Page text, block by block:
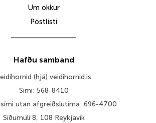
Um okkur
Póstlisti
Hafðu samband
(hjá) veidihornid.is
Sími: 568-8410
utan afgreiðslutíma: 696-4700
Síðumúli 8, 108 Reykjavík